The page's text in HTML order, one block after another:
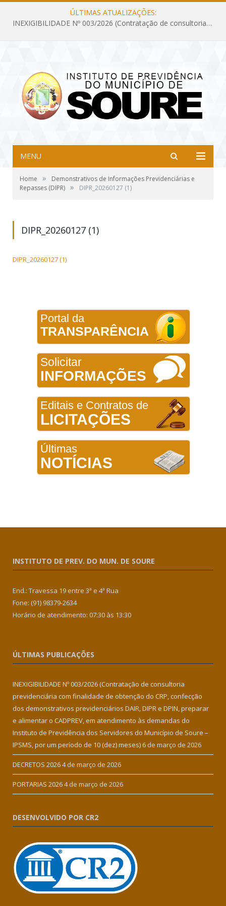
ÚLTIMAS ATUALIZAÇÕES:
INEXIGIBILIDADE Nº 003/2026 (Contratação de consultoria previdenciária com finalidade de obtenção do CRP, confecção dos demonstrativos previdenciários DAIR, DIPR e DPIN, preparar e alimentar o CADPREV, em atendimento às demandas do Instituto de Previdência dos Servidores do Município de Soure – IPSMS, por um período de 10 (dez) meses)
MENU
Home »
Demonstrativos de Informações Previdenciárias e
Repasses (DIPR) » DIPR_20260127 (1)
DIPR_20260127 (1)
DIPR_20260127 (1)
Portal da
TRANSPARÊNCIA
Solicitar
INFORMAÇÕES
Editais e Contratos de
LICITAÇÕES
Últimas
NOTÍCIAS
INSTITUTO DE PREV. DO MUN. DE SOURE
End.: Travessa 19 entre 3ª e 4ª Rua
Fone: (91) 98379-2634
Horário de atendimento: 07:30 às 13:30
ÚLTIMAS PUBLICAÇÕES
INEXIGIBILIDADE Nº 003/2026 (Contratação de consultoria
previdenciária com finalidade de obtenção do CRP, confecção
dos demonstrativos previdenciários DAIR, DIPR e DPIN, preparar
e alimentar o CADPREV, em atendimento às demandas do
Instituto de Previdência dos Servidores do Município de Soure –
IPSMS, por um período de 10 (dez) meses) 6 de março de 2026
DECRETOS 20264 de março de 2026
PORTARIAS 20264 de março de 2026
DESENVOLVIDO POR CR2